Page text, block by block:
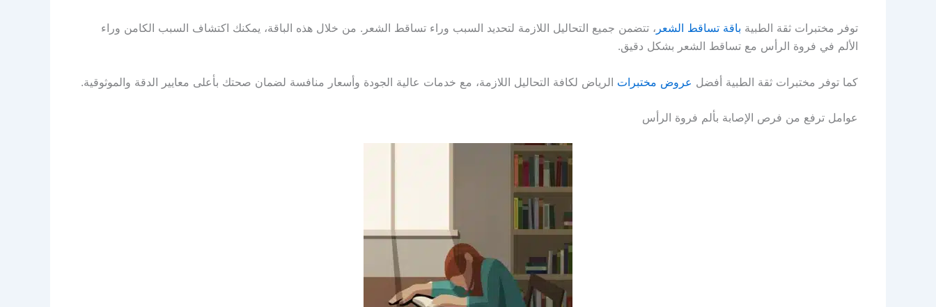
توفر مختبرات ثقة الطبية باقة تساقط الشعر ، تتضمن جميع التحاليل اللازمة لتحديد السبب وراء تساقط الشعر. من خلال هذه الباقة، يمكنك اكتشاف السبب الكامن وراء
الألم في فروة الرأس مع تساقط الشعر بشكل دقيق.
كما توفر مختبرات ثقة الطبية أفضل عروض مختبرات الرياض لكافة التحاليل اللازمة، مع خدمات عالية الجودة وأسعار منافسة لضمان صحتك بأعلى معايير الدقة والموثوقية.
عوامل ترفع من فرص الإصابة بألم فروة الرأس